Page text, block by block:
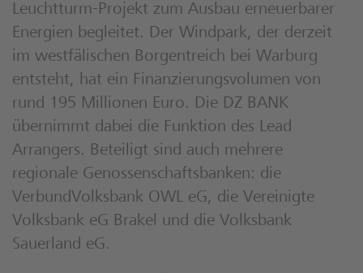
Leuchtturm-Projekt zum Ausbau erneuerbarer
Energien begleitet. Der Windpark, der derzeit
im westfälischen Borgentreich bei Warburg
entsteht, hat ein Finanzierungsvolumen von
rund 195 Millionen Euro. Die DZ BANK
übernimmt dabei die Funktion des Lead
Arrangers. Beteiligt sind auch mehrere
regionale Genossenschaftsbanken: die
VerbundVolksbank OWL eG, die Vereinigte
Volksbank eG Brakel und die Volksbank
Sauerland eG.